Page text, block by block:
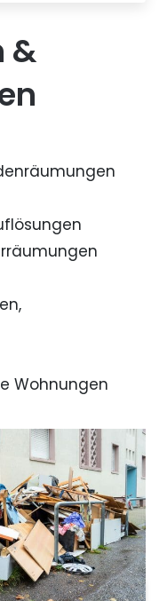
&
Wohnungen